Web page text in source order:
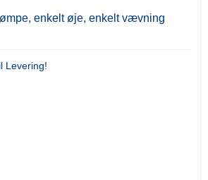
enkelt øje, enkelt vævning
Levering!